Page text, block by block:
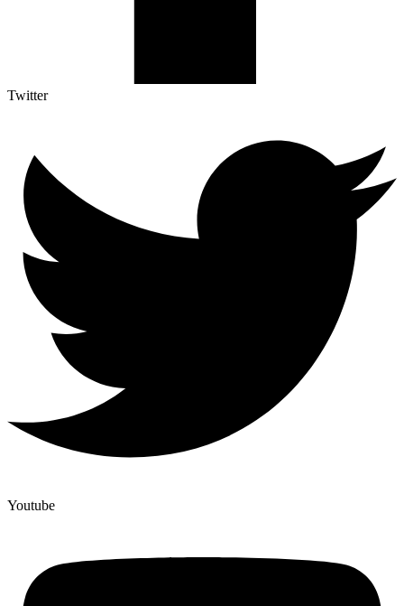
Twitter
Youtube